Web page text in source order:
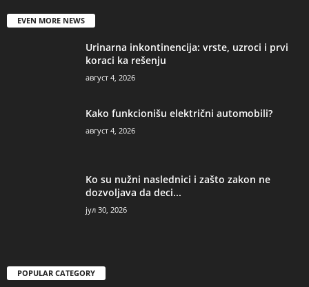
EVEN MORE NEWS
Urinarna inkontinencija: vrste, uzroci i prvi
koraci ka rešenju
август 4, 2026
Kako funkcionišu električni automobili?
август 4, 2026
Ko su nužni naslednici i zašto zakon ne
dozvoljava da deci...
јул 30, 2026
POPULAR CATEGORY